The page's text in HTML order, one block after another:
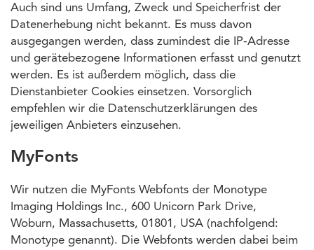
Auch sind uns Umfang, Zweck und Speicherfrist der
Datenerhebung nicht bekannt. Es muss davon
ausgegangen werden, dass zumindest die IP-Adresse
und gerätebezogene Informationen erfasst und genutzt
werden. Es ist außerdem möglich, dass die
Dienstanbieter Cookies einsetzen. Vorsorglich
empfehlen wir die Datenschutzerklärungen des
jeweiligen Anbieters einzusehen.
MyFonts
Wir nutzen die MyFonts Webfonts der Monotype
Imaging Holdings Inc., 600 Unicorn Park Drive,
Woburn, Massachusetts, 01801, USA (nachfolgend:
Monotype genannt). Die Webfonts werden dabei beim